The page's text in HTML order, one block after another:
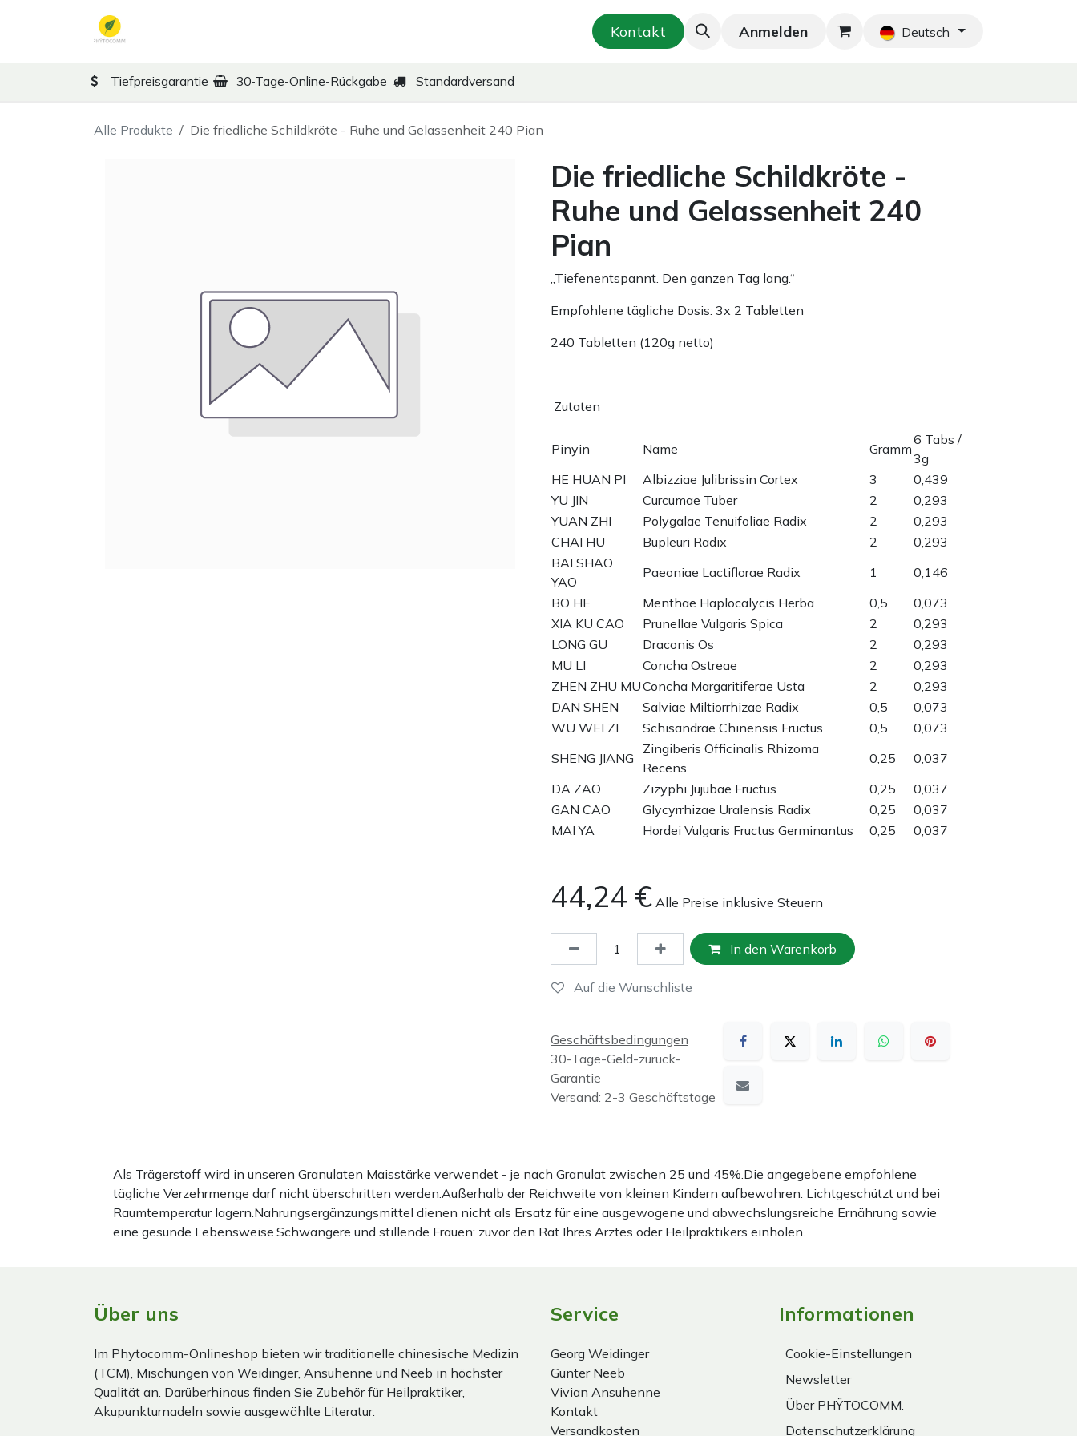
Kräuter-Zubereitungen Neu! Blog Home Shop
Kontakt Anmelden Deutsch
Tiefpreisgarantie 30-Tage-Online-Rückgabe Standardversand
Alle Produkte Die friedliche Schildkröte - Ruhe und Gelassenheit 240 Pian
Die friedliche Schildkröte -
Ruhe und Gelassenheit 240
Pian
„Tiefenentspannt. Den ganzen Tag lang.“
Empfohlene tägliche Dosis: 3x 2 Tabletten
240 Tabletten (120g netto)
Zutaten
Pinyin Name Gramm
6 Tabs /
3g
HE HUAN PI
Albizziae Julibrissin Cortex 3
0,439
YU JIN
Curcumae Tuber 2
0,293
YUAN ZHI
Polygalae Tenuifoliae Radix 2
0,293
CHAI HU
Bupleuri Radix 2
0,293
BAI SHAO
YAO
Paeoniae Lactiflorae Radix 1
0,146
BO HE
Menthae Haplocalycis Herba 0,5
0,073
XIA KU CAO
Prunellae Vulgaris Spica 2
0,293
LONG GU
Draconis Os 2
0,293
MU LI
Concha Ostreae 2
0,293
ZHEN ZHU MUConcha Margaritiferae Usta 2
0,293
DAN SHEN
Salviae Miltiorrhizae Radix 0,5
0,073
WU WEI ZI
Schisandrae Chinensis Fructus 0,5
0,073
SHENG JIANG
Zingiberis Officinalis Rhizoma
Recens
0,25
0,037
DA ZAO
Zizyphi Jujubae Fructus 0,25
0,037
GAN CAO
Glycyrrhizae Uralensis Radix 0,25
0,037
MAI YA
Hordei Vulgaris Fructus Germinantus 0,25 0,037
44,24 € Alle Preise inklusive Steuern
In den Warenkorb
Auf die Wunschliste
Geschäftsbedingungen
30-Tage-Geld-zurück-
Garantie
Versand: 2-3 Geschäftstage
Als Trägerstoff wird in unseren Granulaten Maisstärke verwendet - je nach Granulat zwischen 25 und 45%.Die angegebene empfohlene
tägliche Verzehrmenge darf nicht überschritten werden.Außerhalb der Reichweite von kleinen Kindern aufbewahren. Lichtgeschützt und bei
Raumtemperatur lagern.Nahrungsergänzungsmittel dienen nicht als Ersatz für eine ausgewogene und abwechslungsreiche Ernährung sowie
eine gesunde Lebensweise.Schwangere und stillende Frauen: zuvor den Rat Ihres Arztes oder Heilpraktikers einholen.
Über uns
Im Phytocomm-Onlineshop bieten wir traditionelle chinesische Medizin
(TCM), Mischungen von Weidinger, Ansuhenne und Neeb in höchster
Qualität an. Darüberhinaus finden Sie Zubehör für Heilpraktiker,
Akupunkturnadeln sowie ausgewählte Literatur.
Service
Georg Weidinger
Gunter Neeb
Vivian Ansuhenne
Kontakt
Versandkosten
Informationen
Cookie-Einstellungen
Newsletter
Über PHŸTOCOMM.
Datenschutzerklärung